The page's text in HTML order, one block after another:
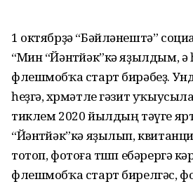
1 октябрҙә “Бәйләнештә”
“Мин “Йәнтөйәк”кә яҙылдым, ә
флешмобҡа старт бирәбеҙ.
һеҙгә, хөрмәтле гәзит
тиклем 2020 йылдың тәүге
“Йәнтөйәк”кә яҙылып,
тотоп, фотоға төшөп ебәрергә
флешмобҡа старт бирелгәс,